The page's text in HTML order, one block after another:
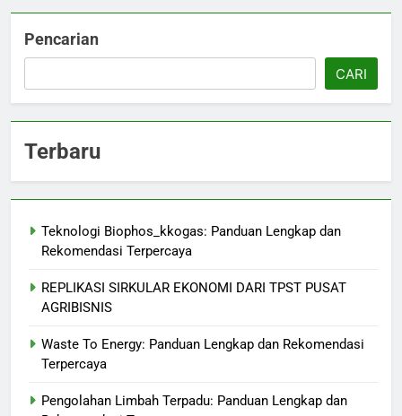
Pencarian
CARI
Terbaru
Teknologi Biophos_kkogas: Panduan Lengkap dan
Rekomendasi Terpercaya
REPLIKASI SIRKULAR EKONOMI DARI TPST PUSAT
AGRIBISNIS
Waste To Energy: Panduan Lengkap dan Rekomendasi
Terpercaya
Pengolahan Limbah Terpadu: Panduan Lengkap dan